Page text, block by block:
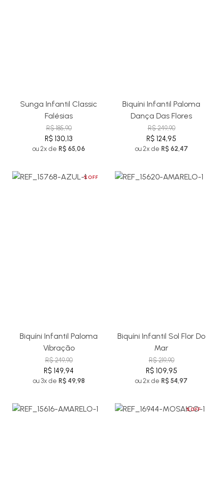
Sunga Infantil Classic
Falésias
R$ 185,90
R$ 130,13
ou 2x de R$ 65,06
Biquíni Infantil Paloma
Dança Das Flores
R$ 249,90
R$ 124,95
ou 2x de R$ 62,47
%OFF
Biquíni Infantil Paloma
Vibração
R$ 249,90
R$ 149,94
ou 3x de R$ 49,98
Biquíni Infantil Sol Flor Do
Mar
R$ 219,90
R$ 109,95
ou 2x de R$ 54,97
%OFF